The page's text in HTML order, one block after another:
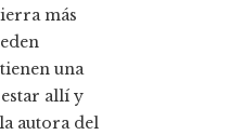
más
una
allí y
autora del